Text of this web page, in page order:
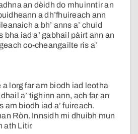
an dèidh do mhuinntir an
a dh’fhuireach ann
a bh’ anns a’ chuid
bha iad a’ gabhail pàirt ann an
co-cheangailte ris a’
a lorg far am biodh iad leotha
a’ tighinn ann, ach far an
am biodh iad a’ fuireach.
Ròn. Innsidh mi dhuibh mun
ath Litir.